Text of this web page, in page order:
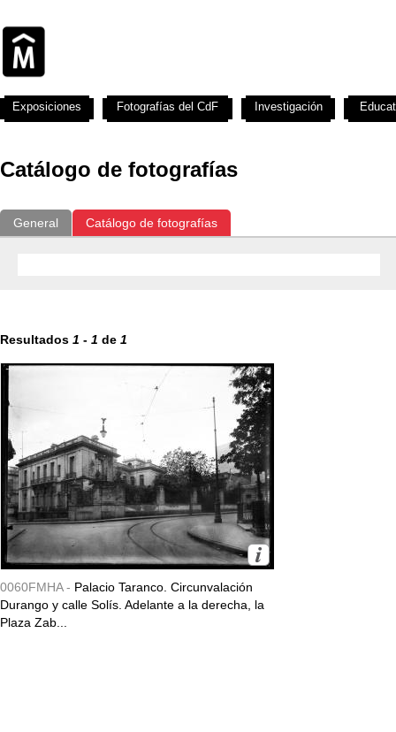
Catálogo de fotografías
General Catálogo de fotografías
Resultados 1 - 1 de 1
0060FMHA - Palacio Taranco. Circunvalación
Durango y calle Solís. Adelante a la derecha, la
Plaza Zab...
Exposiciones Fotografías del CdF Investigación